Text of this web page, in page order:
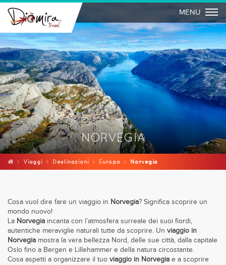
MENU
NORVEGIA
Viaggi Destinazioni Europa Norvegia
Cosa vuol dire fare un viaggio in Norvegia? Significa scoprire un
mondo nuovo!
La Norvegia incanta con l’atmosfera surreale dei suoi fiordi,
autentiche meraviglie naturali tutte da scoprire. Un viaggio in
Norvegia mostra la vera bellezza Nord, delle sue città, dalla capitale
Oslo fino a Bergen e Lillehammer e della natura circostante.
Cosa aspetti a organizzare il tuo viaggio in Norvegia e a scoprire